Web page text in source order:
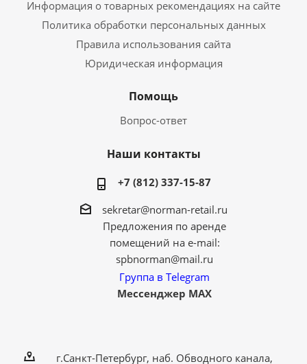
Информация о товарных рекомендациях на сайте
Политика обработки персональных данных
Правила использования сайта
Юридическая информация
Помощь
Вопрос-ответ
Наши контакты
+7 (812) 337-15-87
sekretar@norman-retail.ru
Предложения по аренде
помещений на e-mail:
spbnorman@mail.ru
Группа в Telegram
Мессенджер MAX
г.Санкт-Петербург, наб. Обводного канала,